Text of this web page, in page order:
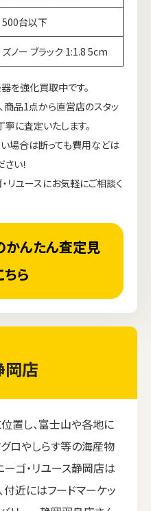
500台以下
ズノー ブラック 1:1.8 5cm
を強化買取中です。
商品1点から直営店のスタッ
に査定いたします。
場合は断っても費用などは
い！
リユースにお気軽にご相談く
かんたん査定見
ら
岡店
置し、富士山や各地に
ロやしらす等の海産物
ゴ・リユース静岡店は
近にはフードマーケッ